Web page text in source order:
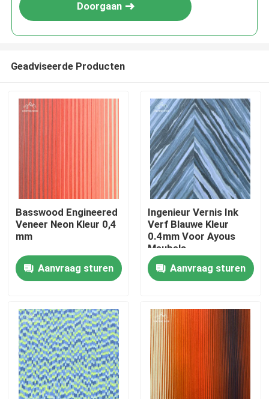
Huis
Producten
Video's
Over ons
Doorgaan
Geadviseerde Producten
Basswood Engineered
Veneer Neon Kleur 0,4
mm
Aanvraag sturen
Ingenieur Vernis Ink
Verf Blauwe Kleur
0.4mm Voor Ayous
Meubels
Aanvraag sturen